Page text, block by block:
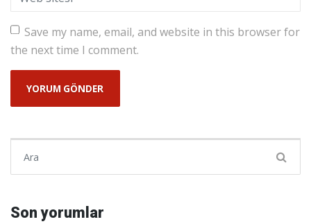
Save my name, email, and website in this browser for
the next time I comment.
Son yorumlar